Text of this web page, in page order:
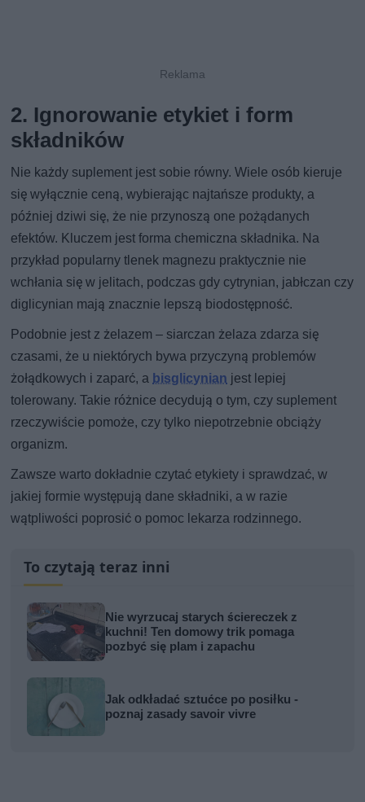
2. Ignorowanie etykiet i form
składników
Nie każdy suplement jest sobie równy. Wiele osób kieruje
się wyłącznie ceną, wybierając najtańsze produkty, a
później dziwi się, że nie przynoszą one pożądanych
efektów. Kluczem jest forma chemiczna składnika. Na
przykład popularny tlenek magnezu praktycznie nie
wchłania się w jelitach, podczas gdy cytrynian, jabłczan czy
diglicynian mają znacznie lepszą biodostępność.
Podobnie jest z żelazem – siarczan żelaza zdarza się
czasami, że u niektórych bywa przyczyną problemów
żołądkowych i zaparć, a bisglicynian jest lepiej
tolerowany. Takie różnice decydują o tym, czy suplement
rzeczywiście pomoże, czy tylko niepotrzebnie obciąży
organizm.
Zawsze warto dokładnie czytać etykiety i sprawdzać, w
jakiej formie występują dane składniki, a w razie
wątpliwości poprosić o pomoc lekarza rodzinnego.
To czytają teraz inni
Nie wyrzucaj starych ściereczek z
kuchni! Ten domowy trik pomaga
pozbyć się plam i zapachu
Jak odkładać sztućce po posiłku -
poznaj zasady savoir vivre